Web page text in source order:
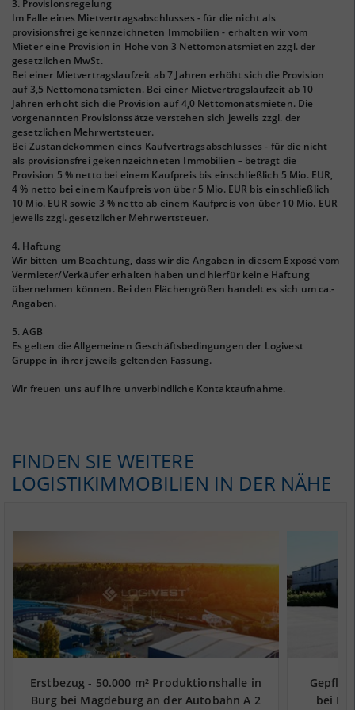
3. Provisionsregelung
Im Falle eines Mietvertragsabschlusses - für die nicht als
provisionsfrei gekennzeichneten Immobilien - erhalten wir vom
Mieter eine Provision in Höhe von 3 Nettomonatsmieten zzgl. der
gesetzlichen MwSt.
Bei einer Mietvertragslaufzeit ab 7 Jahren erhöht sich die Provision
auf 3,5 Nettomonatsmieten. Bei einer Mietvertragslaufzeit ab 10
Jahren erhöht sich die Provision auf 4,0 Nettomonatsmieten. Die
vorgenannten Provisionssätze verstehen sich jeweils zzgl. der
gesetzlichen Mehrwertsteuer.
Bei Zustandekommen eines Kaufvertragsabschlusses - für die nicht
als provisionsfrei gekennzeichneten Immobilien – beträgt die
Provision 5 % netto bei einem Kaufpreis bis einschließlich 5 Mio. EUR,
4 % netto bei einem Kaufpreis von über 5 Mio. EUR bis einschließlich
10 Mio. EUR sowie 3 % netto ab einem Kaufpreis von über 10 Mio. EUR
jeweils zzgl. gesetzlicher Mehrwertsteuer.
4. Haftung
Wir bitten um Beachtung, dass wir die Angaben in diesem Exposé vom
Vermieter/Verkäufer erhalten haben und hierfür keine Haftung
übernehmen können. Bei den Flächengrößen handelt es sich um ca.-
Angaben.
5. AGB
Es gelten die Allgemeinen Geschäftsbedingungen der Logivest
Gruppe in ihrer jeweils geltenden Fassung.
Wir freuen uns auf Ihre unverbindliche Kontaktaufnahme.
FINDEN SIE WEITERE
LOGISTIKIMMOBILIEN IN DER NÄHE
Erstbezug - 50.000 m² Produktionshalle in
Burg bei Magdeburg an der Autobahn A 2
bei